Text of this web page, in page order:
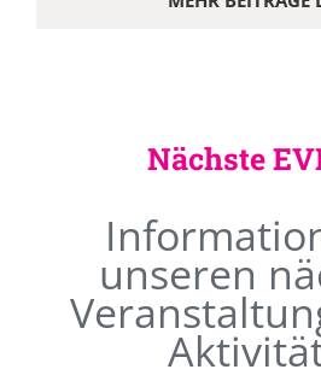
Nächste
unseren